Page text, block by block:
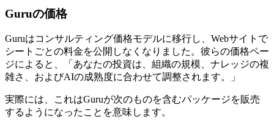
Guruの価格
Guruはコンサルティング価格モデルに移行し、Webサイトで
シートごとの料金を公開しなくなりました。彼らの価格ペー
ジによると、「あなたの投資は、組織の規模、ナレッジの複
雑さ、およびAIの成熟度に合わせて調整されます。」
実際には、これはGuruが次のものを含むパッケージを販売
するようになったことを意味します。